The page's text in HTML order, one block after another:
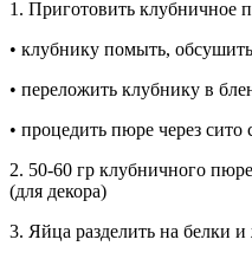
1. Приготовить клубничное
• клубнику помыть,
• переложить клубнику в
• процедить пюре через сито
2. 50-60 гр клубничного
(для декора)
3. Яйца разделить на белки